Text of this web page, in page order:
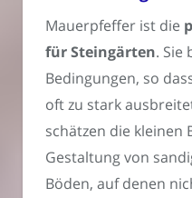
Mauerpfeffer ist die
für Steingärten. Sie
Bedingungen, so
oft zu stark
schätzen die kleinen
Gestaltung von
Böden, auf denen